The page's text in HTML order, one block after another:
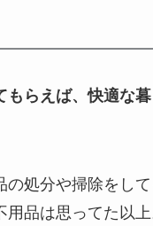
もらえば、快適な
の処分や掃除をし
用品は思ってた以